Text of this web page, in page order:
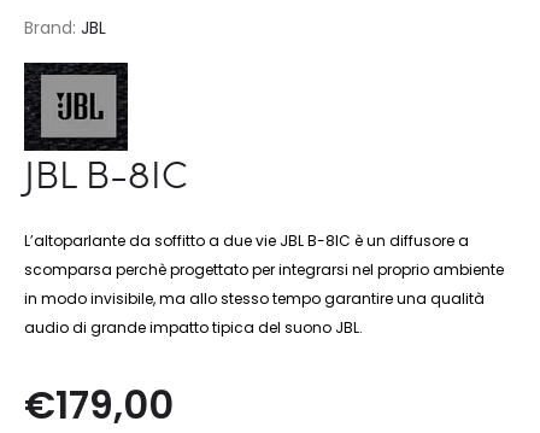
Brand: JBL
JBL B-8IC
L’altoparlante da soffitto a due vie JBL B-8IC è un diffusore a
scomparsa perchè progettato per integrarsi nel proprio ambiente
in modo invisibile, ma allo stesso tempo garantire una qualità
audio di grande impatto tipica del suono JBL.
€179,00